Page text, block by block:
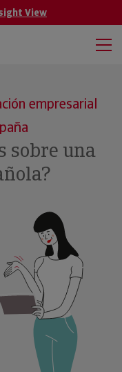
View
empresarial
sobre una